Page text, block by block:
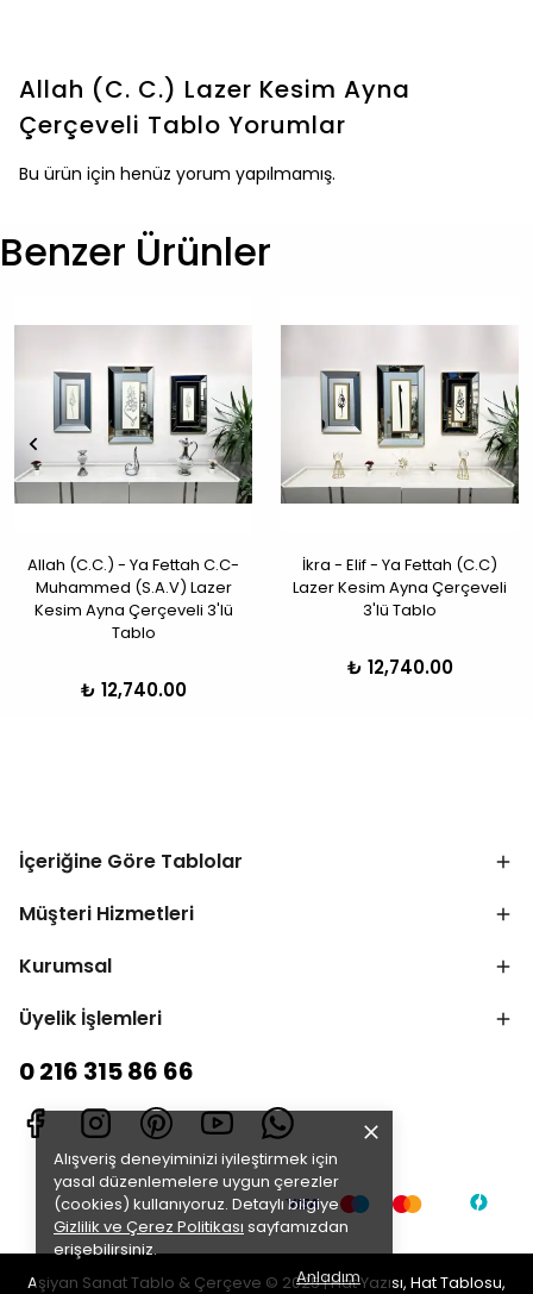
Alışveriş deneyiminizi iyileştirmek için
yasal düzenlemelere uygun çerezler
(cookies) kullanıyoruz. Detaylı bilgiye
Gizlilik ve Çerez Politikası sayfamızdan
erişebilirsiniz.
Anladım
Allah (C. C.) Lazer Kesim Ayna
Çerçeveli Tablo Yorumlar
Bu ürün için henüz yorum yapılmamış.
Benzer Ürünler
Allah (C.C.) - Ya Fettah C.C-
Muhammed (S.A.V) Lazer
Kesim Ayna Çerçeveli 3'lü
Tablo
₺ 12,740.00
İkra - Elif - Ya Fettah (C.C)
Lazer Kesim Ayna Çerçeveli
3'lü Tablo
₺ 12,740.00
İçeriğine Göre Tablolar
Müşteri Hizmetleri
Kurumsal
Üyelik İşlemleri
0 216 315 86 66
Aşiyan Sanat Tablo & Çerçeve © 2025 | Hat Yazısı, Hat Tablosu,